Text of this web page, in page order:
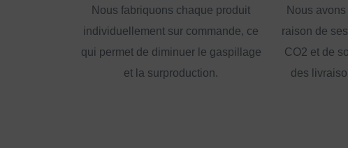
Nous fabriquons chaque produit
individuellement sur commande, ce
qui permet de diminuer le gaspillage
et la surproduction.
Nous
raison de
CO2 et de
des